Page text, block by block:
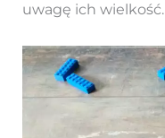
uwagę ich wielkość.